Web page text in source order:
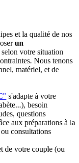
et la qualité de nos
un
selon votre situation
Nous tenons
matériel, et de
s'adapte à votre
besoin
questions
aux préparations à la
consultations
de votre couple (ou